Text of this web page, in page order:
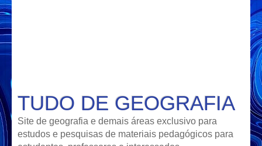
TUDO DE GEOGRAFIA
Site de geografia e demais áreas exclusivo para
estudos e pesquisas de materiais pedagógicos para